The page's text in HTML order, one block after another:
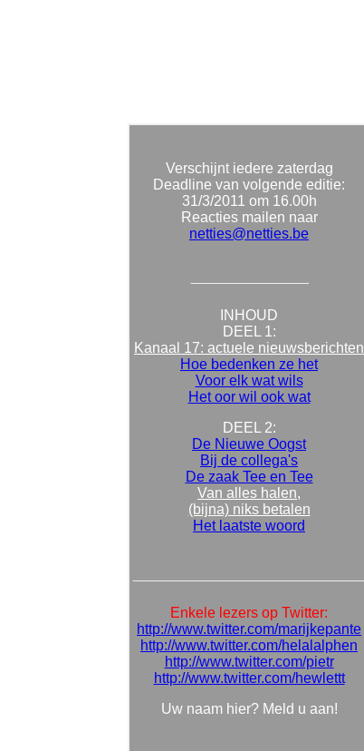
Verschijnt iedere zaterdag
Deadline van volgende editie:
31/3/2011 om 16.00h
Reacties mailen naar
netties@netties.be
INHOUD
DEEL 1:
Kanaal 17: actuele nieuwsberichten
Hoe bedenken ze het
Voor elk wat wils
Het oor wil ook wat
DEEL 2:
De Nieuwe Oogst
Bij de collega's
De zaak Tee en Tee
Van alles halen,
(bijna) niks betalen
Het laatste woord
Enkele lezers op Twitter:
http://www.twitter.com/marijkepante
http://www.twitter.com/helalalphen
http://www.twitter.com/pietr
http://www.twitter.com/hewlettt
Uw naam hier? Meld u aan!